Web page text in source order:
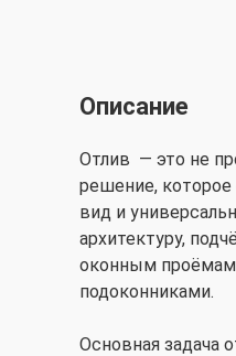
Описание
Отлив — это не
решение, которое
вид и
архитектуру,
оконным проёмам
подоконниками.
Основная задача